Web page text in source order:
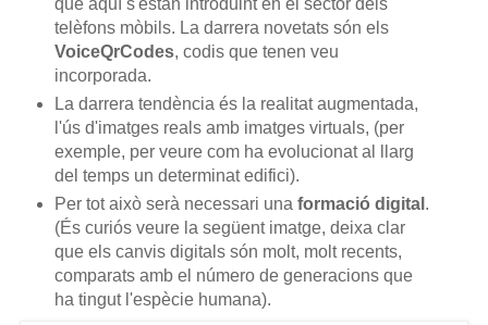
telèfons mòbils. La darrera novetats són els
VoiceQrCodes, codis que tenen veu
incorporada.
La darrera tendència és la realitat augmentada,
l'ús d'imatges reals amb imatges virtuals, (per
exemple, per veure com ha evolucionat al llarg
del temps un determinat edifici).
Per tot això serà necessari una formació digital .
(És curiós veure la següent imatge, deixa clar
que els canvis digitals són molt, molt recents,
comparats amb el número de generacions que
ha tingut l'espècie humana).